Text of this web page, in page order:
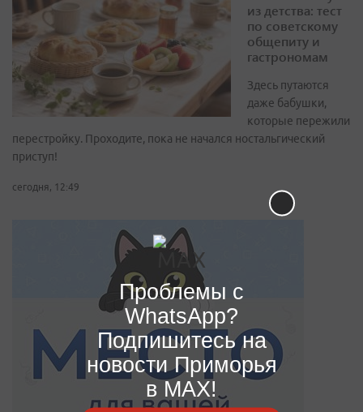
из детства: тест
по советскому
общепиту и
гастрономам
Здесь путаются
даже бабушки,
которые пережили
перестройку. Проходите, пока не начался ностальгический
приступ!
сегодня, 12:49
Проблемы с
WhatsApp?
Подпишитесь на
новости Приморья
в MAX!